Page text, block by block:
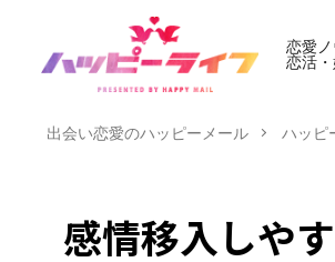
恋愛
恋活・
出会い恋愛のハッピーメール ハッピ
感情移入しや